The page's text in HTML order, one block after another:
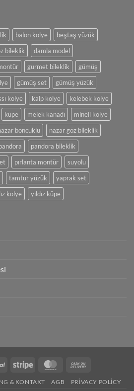
balon kolye
beştaş yüzük
bileklik
damla model
gurmet bileklik
gümüş
gümüş set
gümüş yüzük
kolye kalp kolye
kelebek kolye
küpe melek kanadı
mineli kolye
boncuklu
nazar göz bileklik
pandora bileklik
pırlanta montür
suyolu
tamtur yüzük
yaprak set
kolye yıldız küpe
PayPal Stripe MasterCard
Delivery
& KONTAKT AGB PRIVACY POLICY